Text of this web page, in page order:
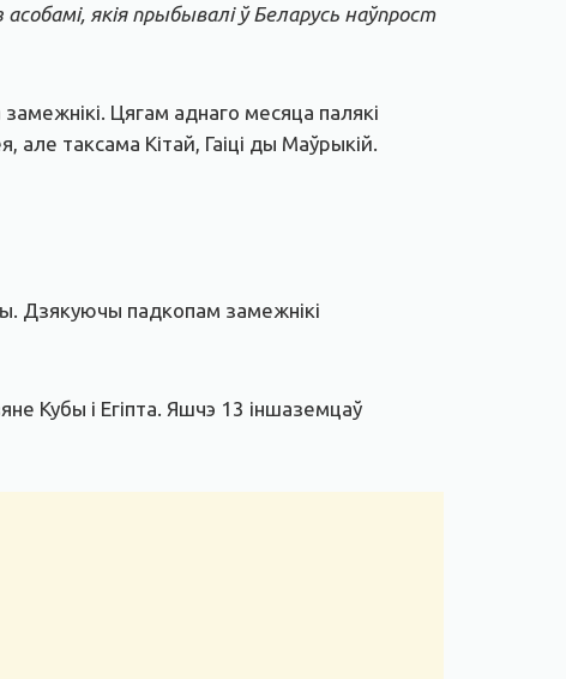
якія прыбывалі ў Беларусь наўпрост
Цягам аднаго месяца палякі
таксама Кітай, Гаіці ды Маўрыкій.
Дзякуючы падкопам замежнікі
Кубы і Егіпта. Яшчэ 13 іншаземцаў